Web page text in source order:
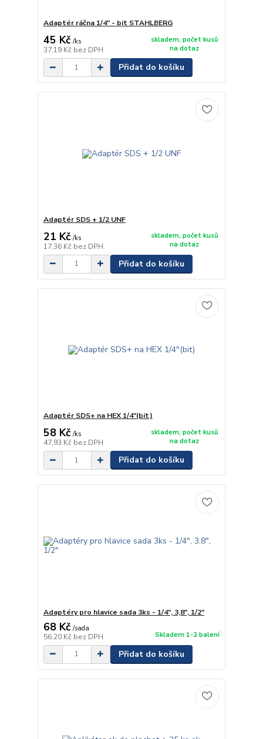
Adaptér ráčna 1/4" - bit STAHLBERG
45 Kč /ks
37,19 Kč bez DPH
skladem, počet kusů
na dotaz
Přidat do košíku
Adaptér SDS + 1/2 UNF
21 Kč /ks
17,36 Kč bez DPH
skladem, počet kusů
na dotaz
Přidat do košíku
Adaptér SDS+ na HEX 1/4"(bit)
58 Kč /ks
47,93 Kč bez DPH
skladem, počet kusů
na dotaz
Přidat do košíku
Adaptéry pro hlavice sada 3ks - 1/4", 3,8", 1/2"
68 Kč /sada
56,20 Kč bez DPH Skladem 1-2 balení
Přidat do košíku